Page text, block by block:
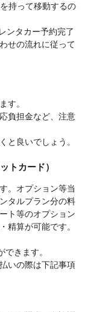
持って移動するの
ンタカー予約完了
せの流れに従って
す。
負担金など、注意
と良いでしょう。
トカード）
。オプション等当
タルプラン分の料
ト等のオプション
精算が可能です。
きます。
いの際は下記事項